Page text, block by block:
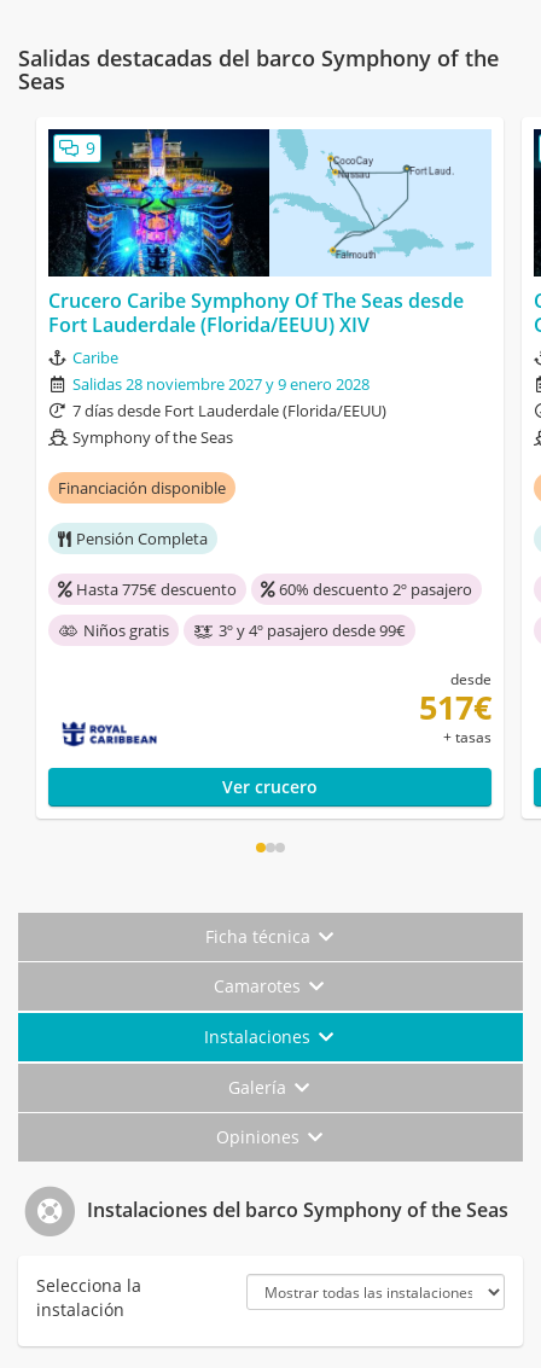
Salidas destacadas del barco Symphony of the
Seas
9
Crucero Caribe Symphony Of The Seas desde
Fort Lauderdale (Florida/EEUU) XIV
Caribe
Salidas 28 noviembre 2027 y 9 enero 2028
7 días desde Fort Lauderdale (Florida/EEUU)
Symphony of the Seas
Financiación disponible
Pensión Completa
Hasta 775€ descuento
60% descuento 2º pasajero
Niños gratis
3º y 4º pasajero desde 99€
desde
517€
+ tasas
Ver crucero
Ficha técnica
Camarotes
Instalaciones
Galería
Opiniones
Instalaciones del barco Symphony of the Seas
Selecciona la
instalación